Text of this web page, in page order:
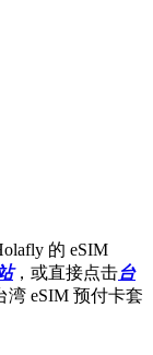
的 eSIM
，或直接点击台
湾 eSIM 预付卡套